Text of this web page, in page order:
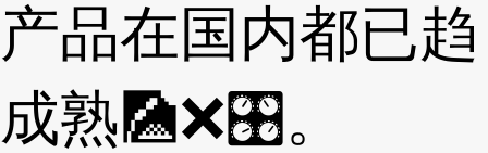
产品在国内都已趋
成熟🎑❌🎛。